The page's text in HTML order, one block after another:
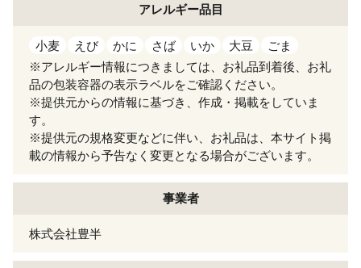
アレルギー品目
小麦 えび かに さば いか 大豆
ごま
※アレルギー情報につきましては、お礼品到着後、お礼
品の包装容器の表示ラベルをご確認ください。
※提供元からの情報に基づき、作成・掲載をしていま
す。
※提供元の規格変更などに伴い、お礼品は、本サイト掲
載の情報から予告なく変更となる場合がございます。
事業者
株式会社豊半